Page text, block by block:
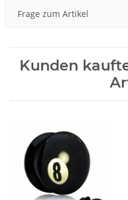
Frage zum Artikel
Kunden